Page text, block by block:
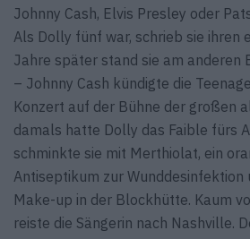
Johnny Cash, Elvis Presley oder
Als Dolly fünf war, schrieb sie ihren
Jahre später stand sie am anderen
– Johnny Cash kündigte die
Konzert auf der Bühne der großen
damals hatte Dolly das Faible fürs
schminkte sie mit Merthiolat, ein
Antiseptikum zur Wunddesinfektion
Make-up in der Blockhütte. Kaum
reiste die Sängerin nach Nashville.